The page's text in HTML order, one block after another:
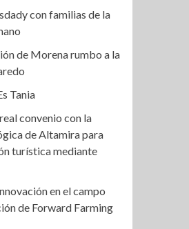
con familias de la
de Morena rumbo a la
Tania
convenio con la
de Altamira para
turística mediante
en el campo
de Forward Farming